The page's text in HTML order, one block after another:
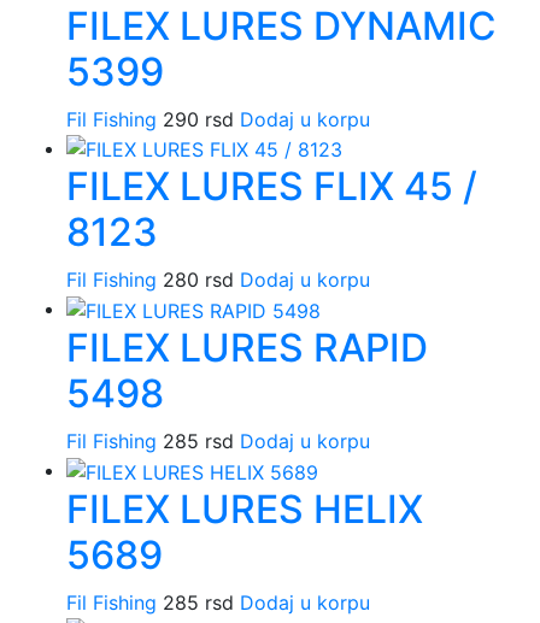
FILEX LURES DYNAMIC
5399
Fil Fishing 290 rsd Dodaj u korpu
FILEX LURES FLIX 45 /
8123
Fil Fishing 280 rsd Dodaj u korpu
FILEX LURES RAPID
5498
Fil Fishing 285 rsd Dodaj u korpu
FILEX LURES HELIX
5689
Fil Fishing 285 rsd Dodaj u korpu